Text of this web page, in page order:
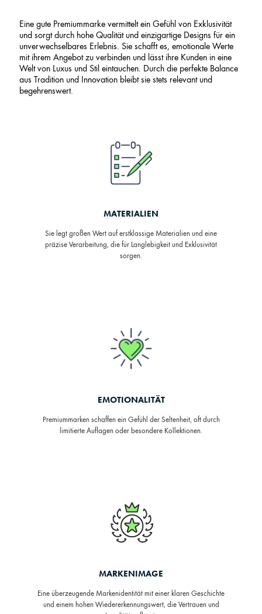
Eine gute Premiummarke vermittelt ein Gefühl von Exklusivität
und sorgt durch hohe Qualität und einzigartige Designs für ein
unverwechselbares Erlebnis. Sie schafft es, emotionale Werte
mit ihrem Angebot zu verbinden und lässt ihre Kunden in eine
Welt von Luxus und Stil eintauchen. Durch die perfekte Balance
aus Tradition und Innovation bleibt sie stets relevant und
begehrenswert.
MATERIALIEN
Sie legt großen Wert auf erstklassige Materialien und eine
präzise Verarbeitung, die für Langlebigkeit und Exklusivität
sorgen.
EMOTIONALITÄT
Premiummarken schaffen ein Gefühl der Seltenheit, oft durch
limitierte Auflagen oder besondere Kollektionen.
MARKENIMAGE
Eine überzeugende Markenidentität mit einer klaren Geschichte
und einem hohen Wiedererkennungswert, die Vertrauen und